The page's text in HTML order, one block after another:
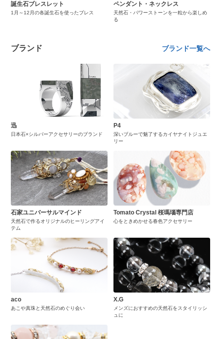
誕生石ブレスレット
1月～12月の各誕生石を使ったブレス
ペンダント・ネックレス
天然石・パワーストーンを一粒から楽しめ
る
ブランド ブランド一覧へ
迅
日本石×シルバーアクセサリーのブランド
P4
深いブルーで魅了するカイヤナイトジュエ
リー
石家ユニバーサルマインド
天然石で作るオリジナルのヒーリングアイ
テム
Tomato Crystal 桜瑪瑙専門店
心をときめかせる春色アクセサリー
aco
あこや真珠と天然石のめぐり会い
X.G
メンズにおすすめの天然石をスタイリッシ
ュに